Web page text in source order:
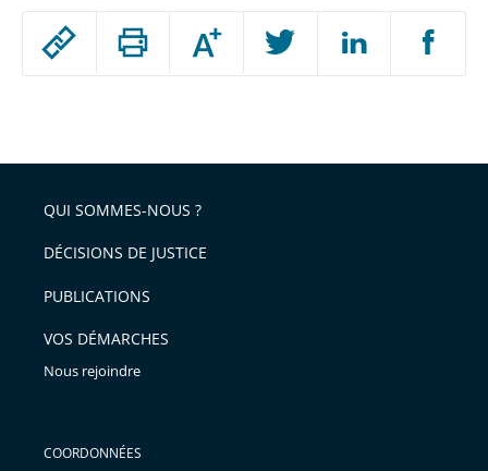
Passer
arriver
après
Augmenter
ou
l'article
pour
avant
QUI SOMMES-NOUS ?
DÉCISIONS DE JUSTICE
PUBLICATIONS
VOS DÉMARCHES
Nous rejoindre
COORDONNÉES